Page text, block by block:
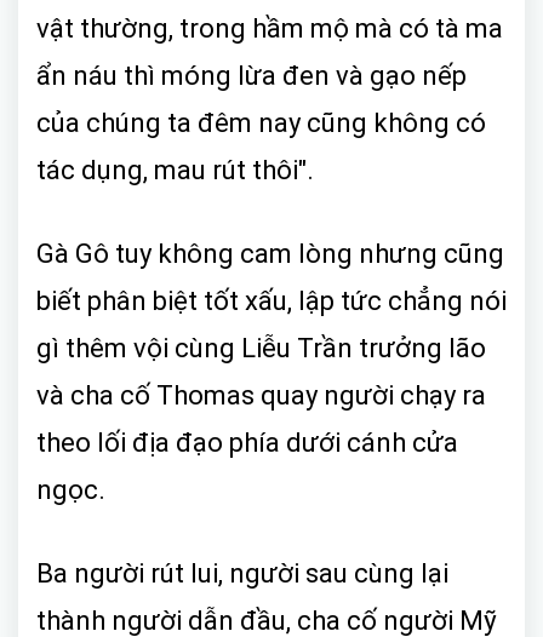
vật thường, trong hầm mộ mà có tà ma
ẩn náu thì móng lừa đen và gạo nếp
của chúng ta đêm nay cũng không có
tác dụng, mau rút thôi".
Gà Gô tuy không cam lòng nhưng cũng
biết phân biệt tốt xấu, lập tức chẳng nói
gì thêm vội cùng Liễu Trần trưởng lão
và cha cố Thomas quay người chạy ra
theo lối địa đạo phía dưới cánh cửa
ngọc.
Ba người rút lui, người sau cùng lại
thành người dẫn đầu, cha cố người Mỹ